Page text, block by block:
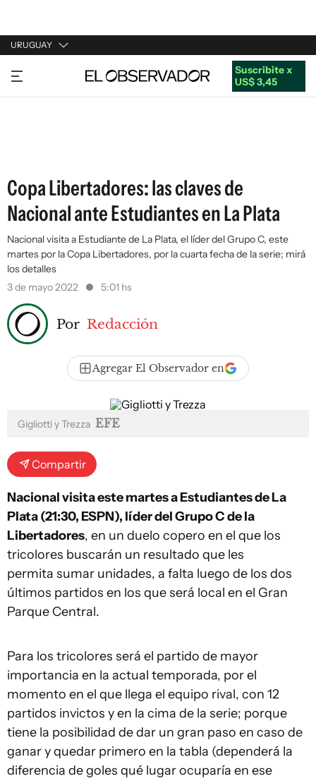
URUGUAY
URUGUAY
ARGENTINA
Suscribite x
US$ 3,45
Copa Libertadores: las claves de
Nacional ante Estudiantes en La Plata
Nacional visita a Estudiante de La Plata, el líder del Grupo C, este
martes por la Copa Libertadores, por la cuarta fecha de la serie; mirá
los detalles
3 de mayo 2022
5:01 hs
Por Redacción
Agregar El Observador en
Gigliotti y Trezza EFE
Compartir
Nacional visita este martes a Estudiantes de La
Plata (21:30, ESPN), líder del Grupo C de la
Libertadores, en un duelo copero en el que los
tricolores buscarán un resultado que les
permita sumar unidades, a falta luego de los dos
últimos partidos en los que será local en el Gran
Parque Central.
Para los tricolores será el partido de mayor
importancia en la actual temporada, por el
momento en el que llega el equipo rival, con 12
partidos invictos y en la cima de la serie; porque
tiene la posibilidad de dar un gran paso en caso de
ganar y quedar primero en la tabla (dependerá la
diferencia de goles qué lugar ocuparía en ese